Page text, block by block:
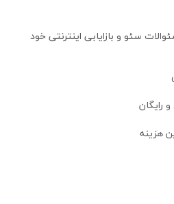
سئو و بازایابی اینترنتی خود
رایگان
هزینه